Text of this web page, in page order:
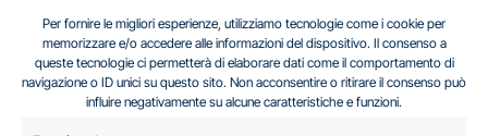
Per fornire le migliori esperienze, utilizziamo tecnologie come i cookie per
memorizzare e/o accedere alle informazioni del dispositivo. Il consenso a
queste tecnologie ci permetterà di elaborare dati come il comportamento di
navigazione o ID unici su questo sito. Non acconsentire o ritirare il consenso può
influire negativamente su alcune caratteristiche e funzioni.
Centro Analisi e Studi Italus © Tutti i diritti riservati